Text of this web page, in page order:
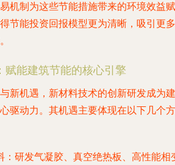
机制为这些节能措施带来的环境效益赋
节能投资回报模型更为清晰，吸引更多
赋能建筑节能的核心引擎
新机遇，新材料技术的创新研发成为建
驱动力。其机遇主要体现在以下几个方
：研发气凝胶、真空绝热板、高性能相